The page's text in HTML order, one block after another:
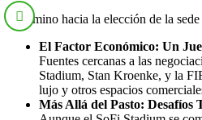
El camino hacia la elección de la
El Factor Económico: Un
Fuentes cercanas a las
Stadium, Stan Kroenke, y la
lujo y otros espacios
Más Allá del Pasto: Desafíos